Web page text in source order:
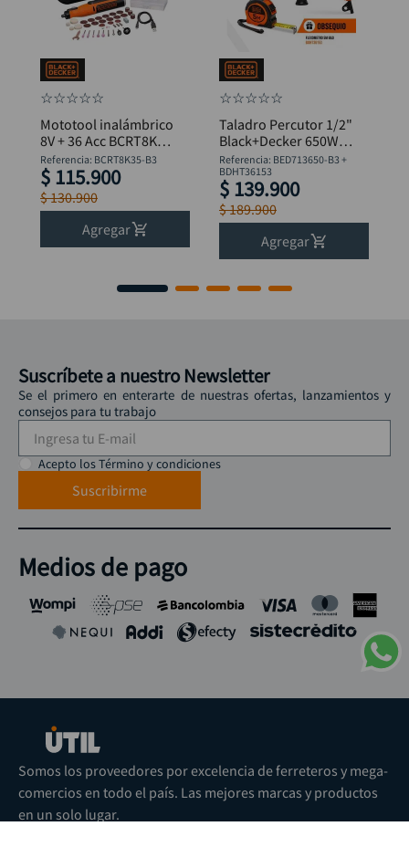
☆☆☆☆☆
Mototool inalámbrico
8V + 36 Acc BCRT8K35
B&D
Referencia: BCRT8K35-B3
$ 115.900
$130.900
Agregar
☆☆☆☆☆
Taladro Percutor 1/2"
Black+Decker 650W
BED713650-B3 +
Flexómetro
Referencia: BED713650-B3 +
BDHT36153
$ 139.900
$189.900
Agregar
Suscríbete a nuestro Newsletter
Se el primero en enterarte de nuestras ofertas, lanzamientos y
consejos para tu trabajo
Acepto los Término y condiciones
Suscribirme
Medios de pago
Somos los proveedores por excelencia de ferreteros y mega-
comercios en todo el país. Las mejores marcas y productos
en un solo lugar.